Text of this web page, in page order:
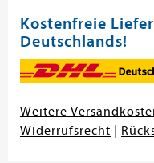
Kostenfreie
Deutschlands!
Weitere
Widerrufsrecht